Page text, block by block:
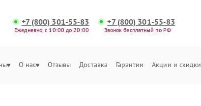
+7 (800) 301-55-83
Ежедневно, с 10:00 до 20:00
+7 (800) 301-55-83
Звонок бесплатный по РФ
О нас Отзывы Доставка Гарантии Акции и скидки